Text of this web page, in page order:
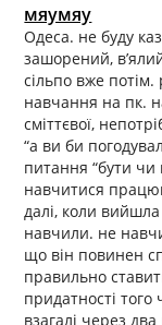
мяумяу
Одеса. не буду
зашорений,
сільпо вже потім.
навчання на пк.
сміттєвої,
“а ви би
питання “бути чи
навчитися
далі, коли
навчили. не
що він повинен
правильно
придатності
взагалі через